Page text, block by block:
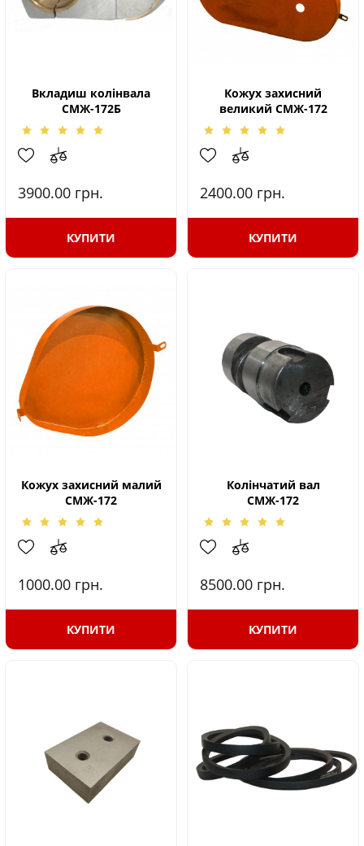
Вкладиш колінвала
СМЖ-172Б
3900.00 грн.
КУПИТИ
Кожух захисний
великий СМЖ-172
2400.00 грн.
КУПИТИ
Кожух захисний малий
СМЖ-172
1000.00 грн.
КУПИТИ
Колінчатий вал
СМЖ-172
8500.00 грн.
КУПИТИ